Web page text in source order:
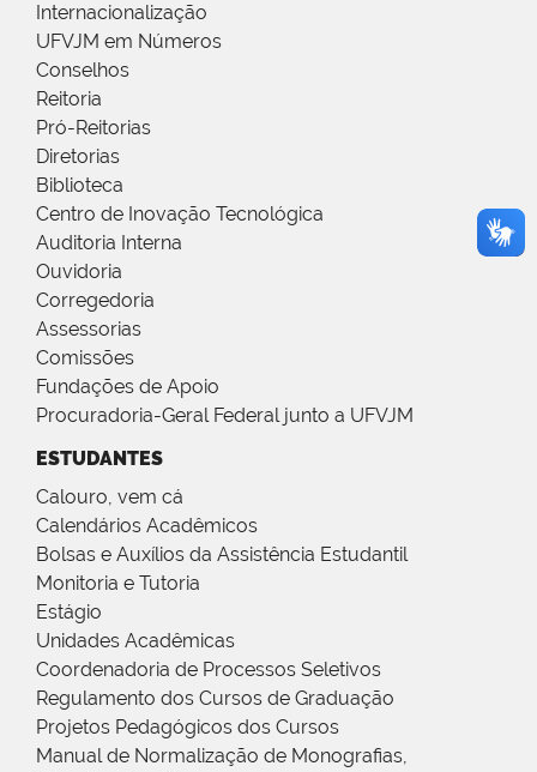
Internacionalização
UFVJM em Números
Conselhos
Reitoria
Pró-Reitorias
Diretorias
Biblioteca
Centro de Inovação Tecnológica
Auditoria Interna
Ouvidoria
Corregedoria
Assessorias
Comissões
Fundações de Apoio
Procuradoria-Geral Federal junto a UFVJM
ESTUDANTES
Calouro, vem cá
Calendários Acadêmicos
Bolsas e Auxílios da Assistência Estudantil
Monitoria e Tutoria
Estágio
Unidades Acadêmicas
Coordenadoria de Processos Seletivos
Regulamento dos Cursos de Graduação
Projetos Pedagógicos dos Cursos
Manual de Normalização de Monografias,